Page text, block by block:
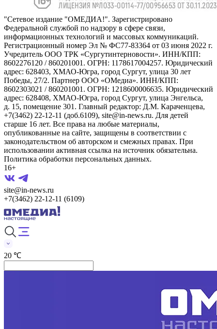
"Сетевое издание "ОМЕДИА!". Зарегистрировано
Федеральной службой по надзору в сфере связи,
информационных технологий и массовых коммуникаций.
Регистрационный номер Эл № ФС77-83364 от 03 июня 2022 г.
Учредитель ООО ТРК «Сургутинтерновости». ИНН/КПП:
8602276120 / 860201001. ОГРН: 1178617004257. Юридический
адрес: 628403, ХМАО-Югра, город Сургут, улица 30 лет
Победы, 27/2. Партнер ООО «ОМедиа». ИНН/КПП:
8602303021 / 860201001. ОГРН: 1218600006635. Юридический
адрес: 628408, ХМАО-Югра, город Сургут, улица Энгельса,
д. 15, помещение 301. Главный редактор: Д.М. Караченцева,
+7(3462) 22-12-11 (доб.6109), site@in-news.ru. Для детей
старше 16 лет. Все права на любые материалы,
опубликованные на сайте, защищены в соответствии с
законодательством об авторском и смежных правах. При
использовании активная ссылка на источник обязательна.
Политика обработки персональных данных.
16+
site@in-news.ru
+7(3462) 22-12-11 (6109)
20 ℃